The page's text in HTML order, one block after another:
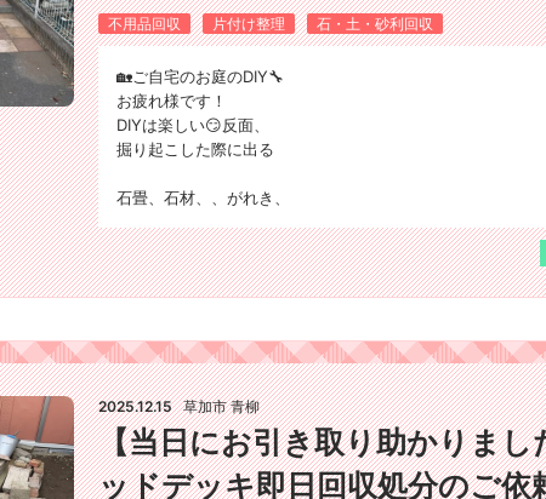
不用品回収 片付け整理 石・土・砂利回収
🏡ご自宅のお庭のDIY🔧
お疲れ様です！
DIYは楽しい😏反面、
掘り起こした際に出る
石畳、石材、、がれき、
2025.12.15 草加市 青柳
【当日にお引き取り助かりまし
ッドデッキ即日回収処分のご依